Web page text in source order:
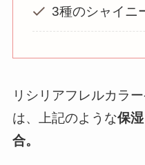
3種のシャイニ
リシリアフレルカラ
は、上記のような保
合。